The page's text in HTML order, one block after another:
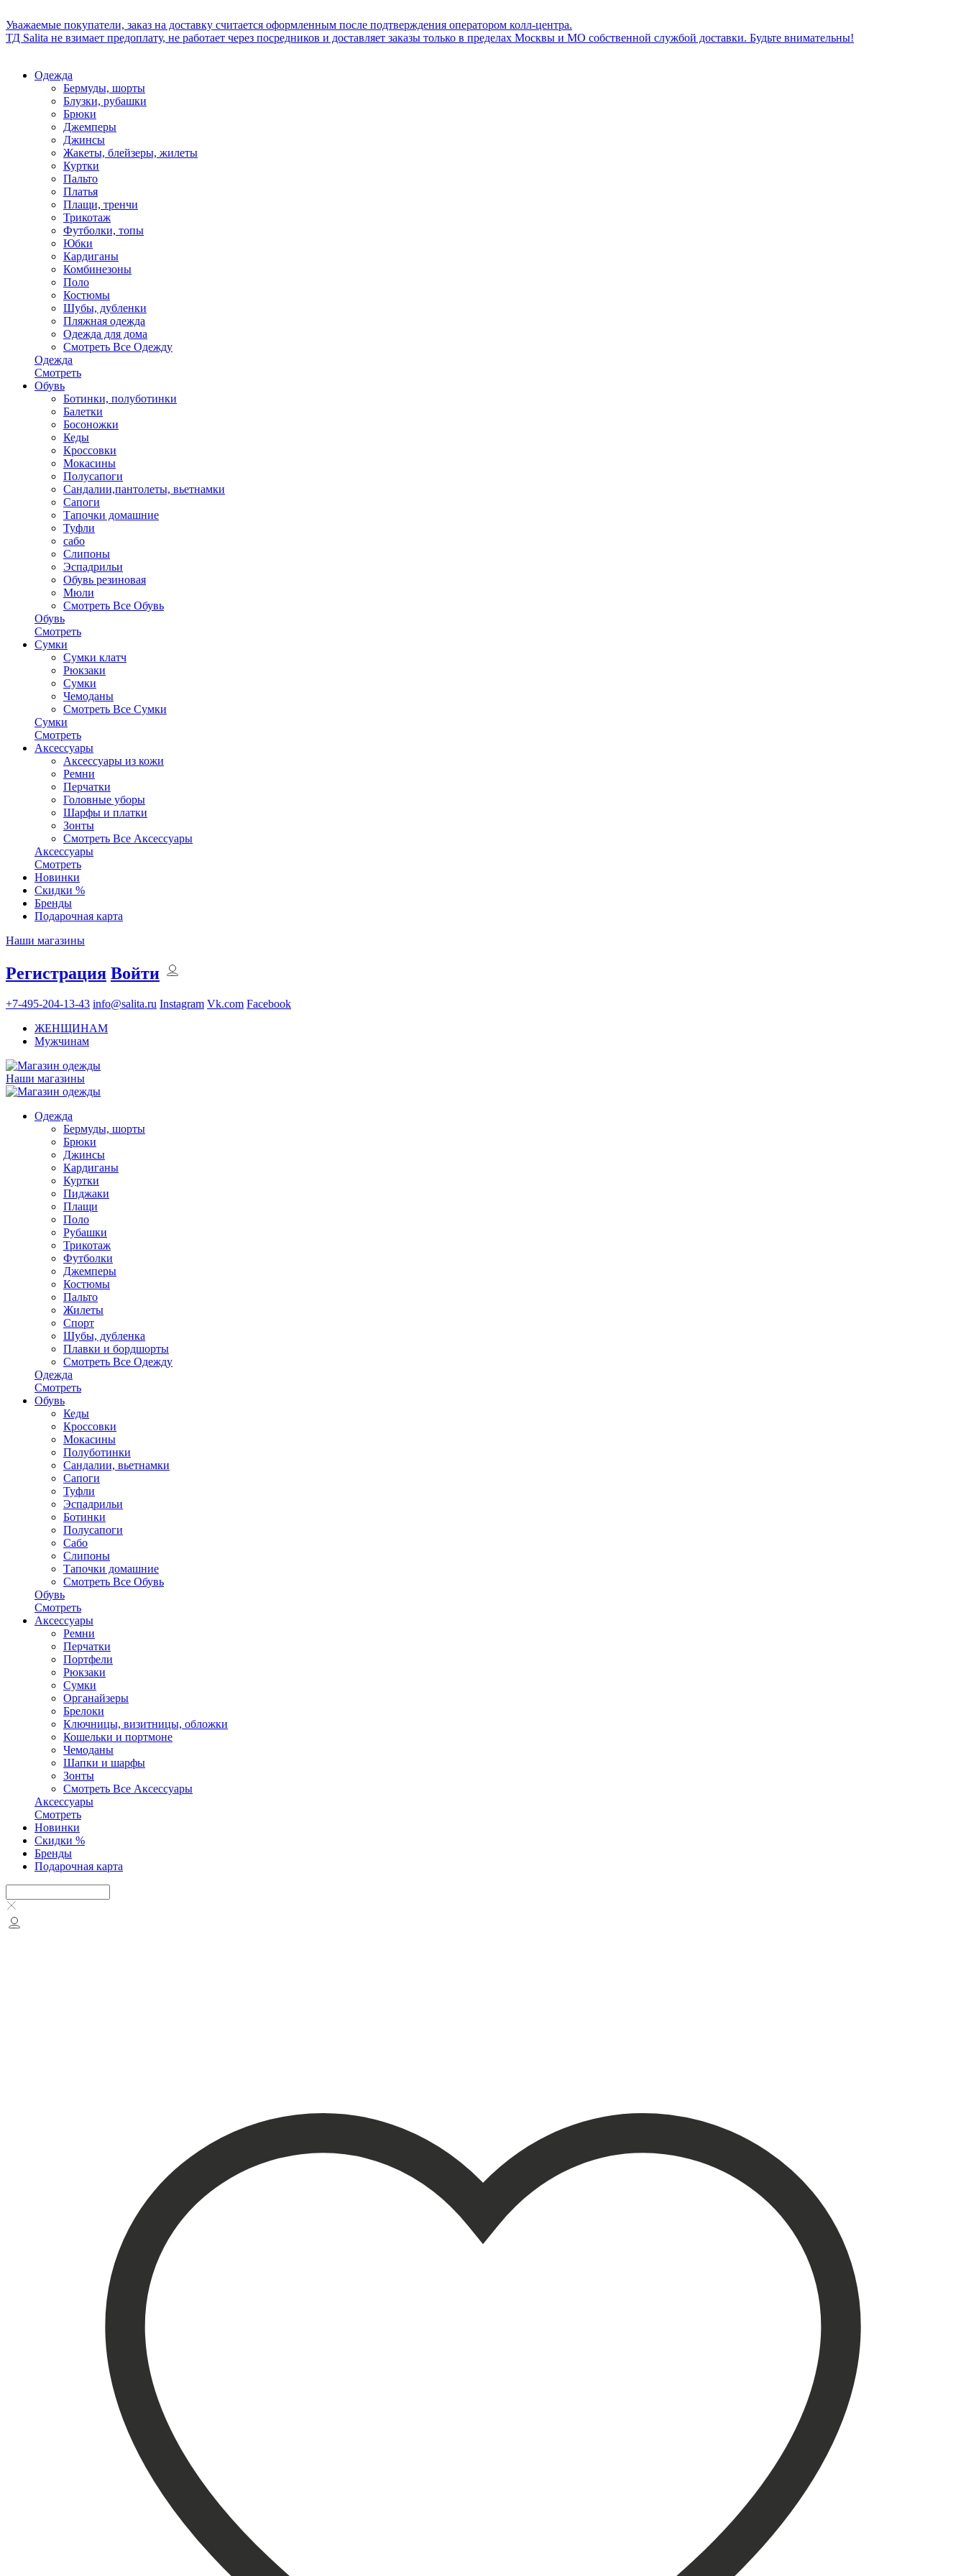
Уважаемые покупатели, заказ на доставку считается оформленным после подтверждения оператором колл-центра.
ТД Salita не взимает предоплату, не работает через посредников и доставляет заказы только в пределах Москвы и МО собственной службой доставки. Будьте внимательны!
Одежда
Бермуды, шорты
Блузки, рубашки
Брюки
Джемперы
Джинсы
Жакеты, блейзеры, жилеты
Куртки
Пальто
Платья
Плащи, тренчи
Трикотаж
Футболки, топы
Юбки
Кардиганы
Комбинезоны
Поло
Костюмы
Шубы, дубленки
Пляжная одежда
Одежда для дома
Смотреть Все Одежду
Одежда
Смотреть
Обувь
Ботинки, полуботинки
Балетки
Босоножки
Кеды
Кроссовки
Мокасины
Полусапоги
Сандалии,пантолеты, вьетнамки
Сапоги
Тапочки домашние
Туфли
сабо
Слипоны
Эспадрильи
Обувь резиновая
Мюли
Смотреть Все Обувь
Обувь
Смотреть
Сумки
Сумки клатч
Рюкзаки
Сумки
Чемоданы
Смотреть Все Сумки
Сумки
Смотреть
Аксессуары
Аксессуары из кожи
Ремни
Перчатки
Головные уборы
Шарфы и платки
Зонты
Смотреть Все Аксессуары
Аксессуары
Смотреть
Новинки
Скидки %
Бренды
Подарочная карта
Наши магазины
Регистрация Войти
+7-495-204-13-43 info@salita.ru Instagram Vk.com Facebook
ЖЕНЩИНАМ
Мужчинам
Наши магазины
Одежда
Бермуды, шорты
Брюки
Джинсы
Кардиганы
Куртки
Пиджаки
Плащи
Поло
Рубашки
Трикотаж
Футболки
Джемперы
Костюмы
Пальто
Жилеты
Спорт
Шубы, дубленка
Плавки и бордшорты
Смотреть Все Одежду
Одежда
Смотреть
Обувь
Кеды
Кроссовки
Мокасины
Полуботинки
Сандалии, вьетнамки
Сапоги
Туфли
Эспадрильи
Ботинки
Полусапоги
Сабо
Слипоны
Тапочки домашние
Смотреть Все Обувь
Обувь
Смотреть
Аксесcуары
Ремни
Перчатки
Портфели
Рюкзаки
Сумки
Органайзеры
Брелоки
Ключницы, визитницы, обложки
Кошельки и портмоне
Чемоданы
Шапки и шарфы
Зонты
Смотреть Все Аксесcуары
Аксесcуары
Смотреть
Новинки
Скидки %
Бренды
Подарочная карта